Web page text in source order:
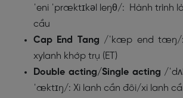
ˈeni ˈpræktɪkəl leŋθ/: Hành trình
cầu
Cap End Tang /ˈkæp end tæŋ/
xylanh khớp trụ (ET)
Double acting/Single acting /
ˈæktɪŋ/: Xi lanh cần đôi/xi lanh